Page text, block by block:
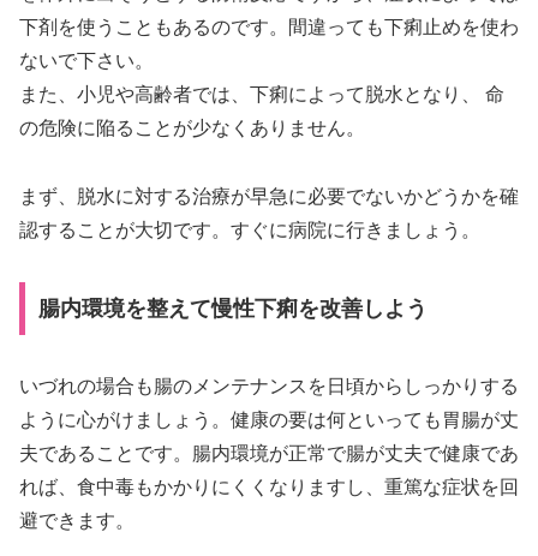
下剤を使うこともあるのです。間違っても下痢止めを使わ
ないで下さい。
また、小児や高齢者では、下痢によって脱水となり、 命
の危険に陥ることが少なくありません。
まず、脱水に対する治療が早急に必要でないかどうかを確
認することが大切です。すぐに病院に行きましょう。
腸内環境を整えて慢性下痢を改善しよう
いづれの場合も腸のメンテナンスを日頃からしっかりする
ように心がけましょう。健康の要は何といっても胃腸が丈
夫であることです。腸内環境が正常で腸が丈夫で健康であ
れば、食中毒もかかりにくくなりますし、重篤な症状を回
避できます。